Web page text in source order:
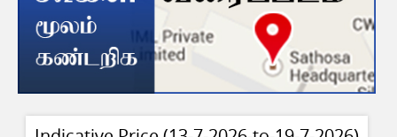
Indicative Price (13-7-2026-to-19-7-2026)